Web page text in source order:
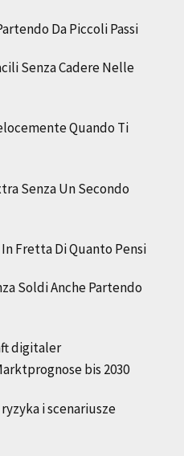
Da Piccoli Passi
Senza Cadere Nelle
Quando Ti
Senza Un Secondo
Fretta Di Quanto Pensi
Soldi Anche Partendo
digitaler
bis 2030
i scenariusze